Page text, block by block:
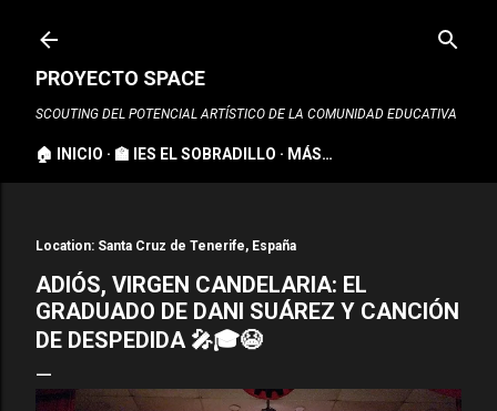
PROYECTO SPACE
SCOUTING DEL POTENCIAL ARTÍSTICO DE LA COMUNIDAD EDUCATIVA
🏠 INICIO 🏫 IES EL SOBRADILLO MÁS…
Location: Santa Cruz de Tenerife, España
ADIÓS, VIRGEN CANDELARIA: EL
GRADUADO DE DANI SUÁREZ Y CANCIÓN
DE DESPEDIDA 🎤🎓😭